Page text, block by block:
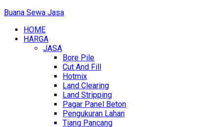
Buana Sewa Jasa
HOME
HARGA
JASA
Bore Pile
Cut And Fill
Hotmix
Land Clearing
Land Stripping
Pagar Panel Beton
Pengukuran Lahan
Tiang Pancang